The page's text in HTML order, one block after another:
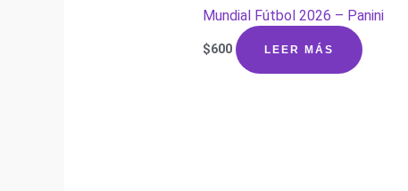
Mundial Fútbol 2026 – Panini
$600 LEER MÁS